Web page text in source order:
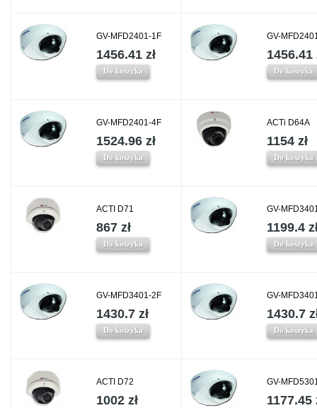
GV-MFD2401-1F
1456.41 zł
Do koszyka
GV-
1456.41
Do koszyka
GV-MFD2401-4F
1524.96 zł
Do koszyka
ACTi D64A
1154 zł
Do koszyka
ACTI D71
867 zł
Do koszyka
GV-
1199.4
Do koszyka
GV-MFD3401-2F
1430.7 zł
Do koszyka
GV-
1430.7
Do koszyka
ACTI D72
1002 zł
GV-
1177.45